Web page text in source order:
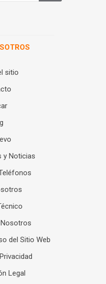
sitio
y Noticias
del Sitio Web
Legal